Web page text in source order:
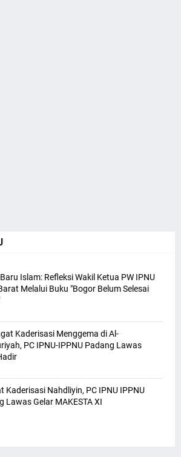
Islam: Refleksi Wakil Ketua PW IPNU
Melalui Buku "Bogor Belum Selesai
Kaderisasi Menggema di Al-
PC IPNU-IPPNU Padang Lawas
Kaderisasi Nahdliyin, PC IPNU IPPNU
Lawas Gelar MAKESTA XI